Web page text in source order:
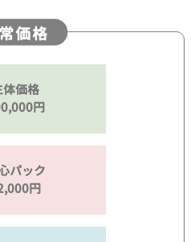
価格
体価格
円
パック
円